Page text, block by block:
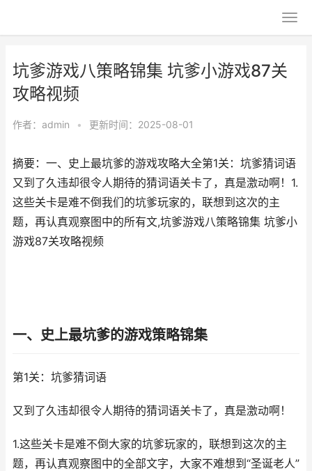
坑爹游戏八策略锦集 坑爹小游戏87关
攻略视频
作者： admin • 更新时间：2025-08-01
摘要：一、史上最坑爹的游戏攻略大全第1关：坑爹猜词语
又到了久违却很令人期待的猜词语关卡了，真是激动啊！1.
这些关卡是难不倒我们的坑爹玩家的，联想到这次的主
题，再认真观察图中的所有文,坑爹游戏八策略锦集 坑爹小
游戏87关攻略视频
一、史上最坑爹的游戏策略锦集
第1关：坑爹猜词语
又到了久违却很令人期待的猜词语关卡了，真是激动啊！
1.这些关卡是难不倒大家的坑爹玩家的，联想到这次的主
题，再认真观察图中的全部文字，大家不难想到“圣诞老人”